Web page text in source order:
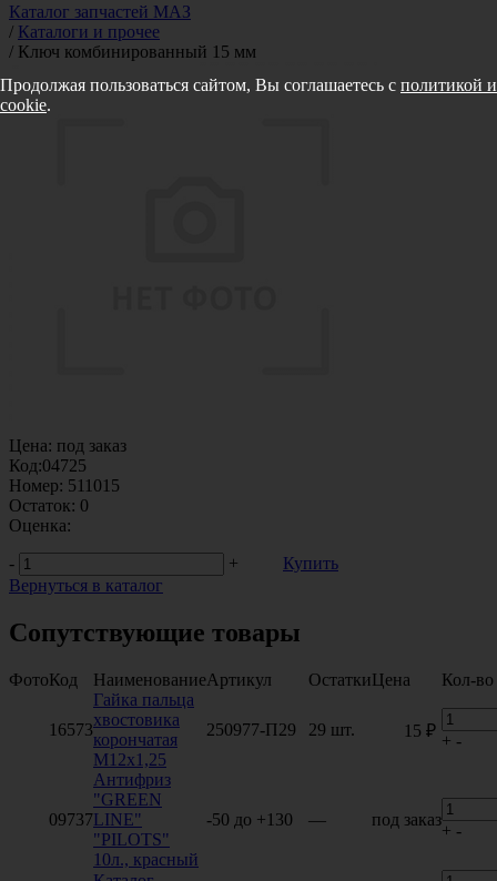
Каталог запчастей МАЗ
/ Каталоги и прочее
/ Ключ комбинированный 15 мм
Цена: под заказ
Код:04725
Номер: 511015
Остаток: 0
Оценка:
-
+
Купить
Вернуться в каталог
Сопутствующие товары
ФотоКод НаименованиеАртикул ОстаткиЦена Кол-во
16573
Гайка пальца
хвостовика
корончатая
М12х1,25
250977-П29 29 шт. 15 ₽
+ -
09737
Антифриз
"GREEN
LINE"
"PILOTS"
10л., красный
-50 до +130 — под заказ
+ -
Продолжая пользоваться сайтом, Вы соглашаетесь с политикой
cookie.